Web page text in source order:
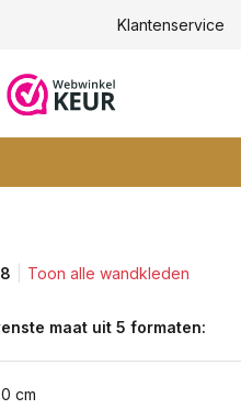
klantbeoordeling 9+
Klantenservice
Toon alle wandkleden
maat uit 5 formaten:
cm